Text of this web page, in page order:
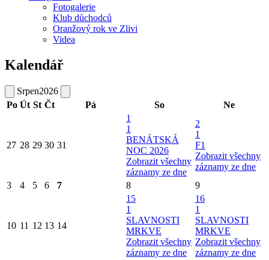
Fotogalerie
Klub důchodců
Oranžový rok ve Zlivi
Videa
Kalendář
Srpen2026
Po Út St Čt Pá So Ne
27 28 29 30 31
1
1
BENÁTSKÁ
NOC 2026
Zobrazit všechny
záznamy ze dne
2
1
F1
Zobrazit všechny
záznamy ze dne
3
4 5 6 7 8 9
10 11 12 13 14
15
1
SLAVNOSTI
MRKVE
Zobrazit všechny
záznamy ze dne
16
1
SLAVNOSTI
MRKVE
Zobrazit všechny
záznamy ze dne